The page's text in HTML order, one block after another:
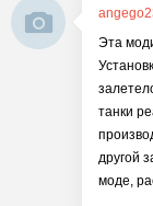
Эта
танки
другой
моде,